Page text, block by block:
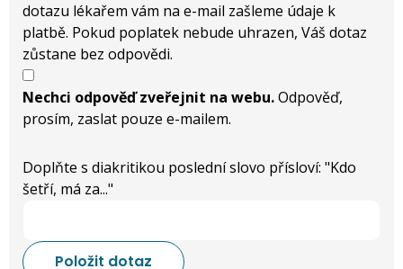
dotazu lékařem vám na e-mail zašleme údaje k
platbě. Pokud poplatek nebude uhrazen, Váš dotaz
zůstane bez odpovědi.
Nechci odpověď zveřejnit na webu.Odpověď,
prosím, zaslat pouze e-mailem.
Doplňte s diakritikou poslední slovo přísloví: "Kdo
šetří, má za..."